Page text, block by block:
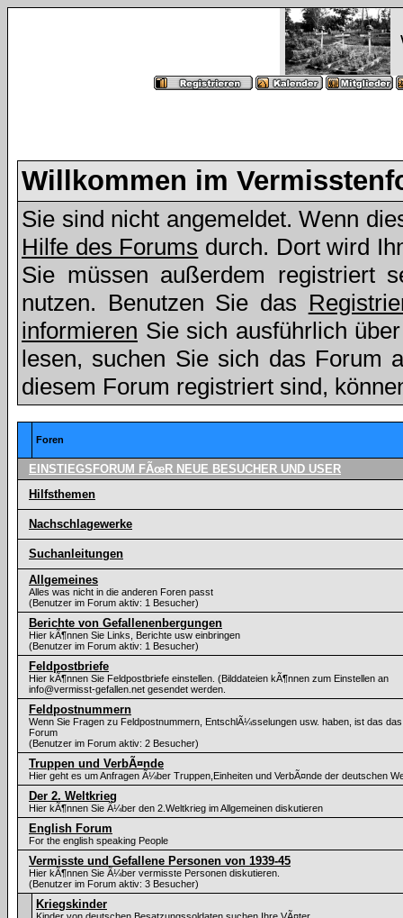
Willkommen im
Sie sind nicht angemeldet. Wenn
Hilfe des Forums durch. Dort wird
Sie müssen außerdem registriert
nutzen. Benutzen Sie das
informieren Sie sich ausführlich
lesen, suchen Sie sich das Forum
diesem Forum registriert sind,
Foren
EINSTIEGSFORUM FÃœR NEUE BESUCHER UND USER
Hilfsthemen
Nachschlagewerke
Suchanleitungen
Allgemeines
Alles was nicht in die anderen Foren passt
(Benutzer im Forum aktiv: 1 Besucher)
Berichte von Gefallenenbergungen
Hier kÃ¶nnen Sie Links, Berichte usw einbringen
(Benutzer im Forum aktiv: 1 Besucher)
Feldpostbriefe
Hier kÃ¶nnen Sie Feldpostbriefe einstellen. (Bilddateien kÃ¶nnen zum Einstellen an
info@vermisst-gefallen.net gesendet werden.
Feldpostnummern
Wenn Sie Fragen zu Feldpostnummern, EntschlÃ¼sselungen usw. haben, ist das
Forum
(Benutzer im Forum aktiv: 2 Besucher)
Truppen und VerbÃ¤nde
Hier geht es um Anfragen Ã¼ber Truppen,Einheiten und VerbÃ¤nde der deutschen
Der 2. Weltkrieg
Hier kÃ¶nnen Sie Ã¼ber den 2.Weltkrieg im Allgemeinen diskutieren
English Forum
For the english speaking People
Vermisste und Gefallene Personen von 1939-45
Hier kÃ¶nnen Sie Ã¼ber vermisste Personen diskutieren.
(Benutzer im Forum aktiv: 3 Besucher)
Kriegskinder